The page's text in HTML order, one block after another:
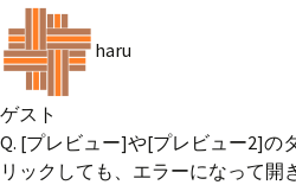
haru
ゲスト
Q. [プレビュー]や[プレビュー2]の
リックしても、エラーになって開